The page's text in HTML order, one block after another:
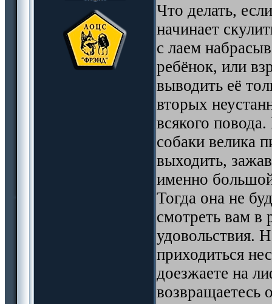
Что делать,
начинает
с лаем
ребёнок, или
выводить её
вторых
всякого
собаки велика
выходить,
именно
Тогда она не
смотреть вам в
удовольствия.
приходиться
доезжаете на
возвращаетесь